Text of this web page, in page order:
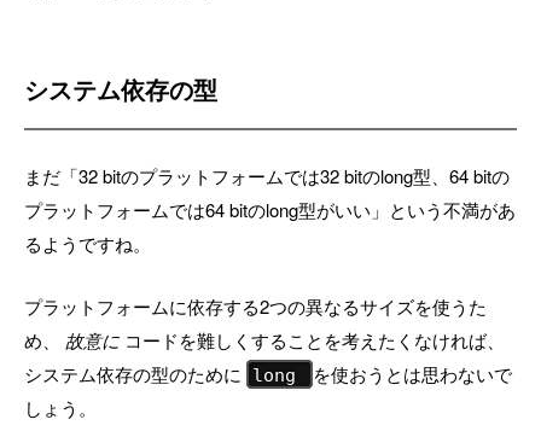
システム依存の型
まだ「32 bitのプラットフォームでは32 bitのlong型、64 bitの
プラットフォームでは64 bitのlong型がいい」という不満があ
るようですね。
プラットフォームに依存する2つの異なるサイズを使うた
め、 故意に コードを難しくすることを考えたくなければ、
システム依存の型のために
long
を使おうとは思わないで
しょう。